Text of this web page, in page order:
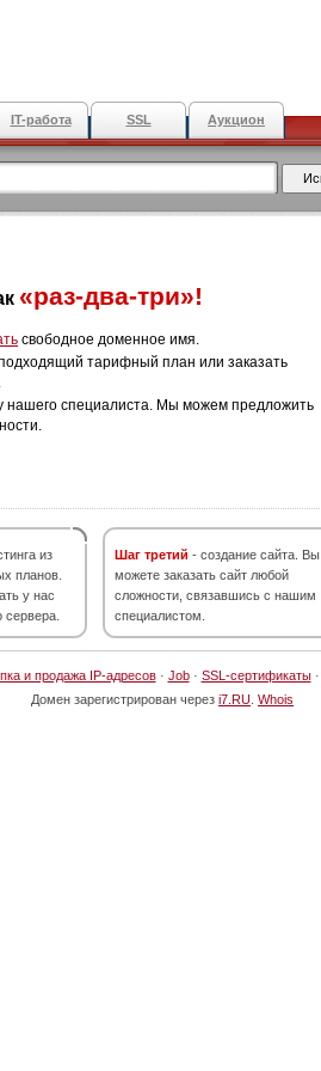
IT-работа SSL Аукцион
«раз-два-три»!
свободное доменное имя.
тарифный план или заказать
нашего специалиста. Мы можем предложить
из
планов.
у нас
сервера.
Шаг третий - создание сайта. Вы
можете заказать сайт любой
сложности, связавшись с нашим
специалистом.
и продажа IP-адресов· Job· SSL-сертификаты·
Домен зарегистрирован через i7.RU Whois